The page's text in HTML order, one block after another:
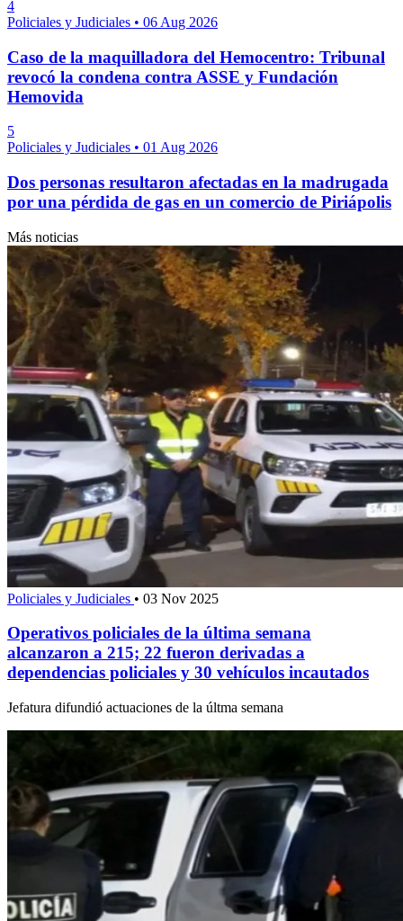
4
Policiales y Judiciales • 06 Aug 2026
Caso de la maquilladora del Hemocentro: Tribunal
revocó la condena contra ASSE y Fundación
Hemovida
5
Policiales y Judiciales • 01 Aug 2026
Dos personas resultaron afectadas en la madrugada
por una pérdida de gas en un comercio de Piriápolis
Más noticias
Policiales y Judiciales • 03 Nov 2025
Operativos policiales de la última semana
alcanzaron a 215; 22 fueron derivadas a
dependencias policiales y 30 vehículos incautados
Jefatura difundió actuaciones de la últma semana